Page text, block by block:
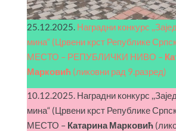
25.12.2025. Наградни конкурс
мина“ (Црвени крст Републике
МЕСТО – РЕПУБЛИЧКИ НИВО –
Марковић(ликовни рад 9.разред)
10.12.2025. Наградни конкурс
мина“ (Црвени крст Републике
МЕСТО – Катарина Марковић